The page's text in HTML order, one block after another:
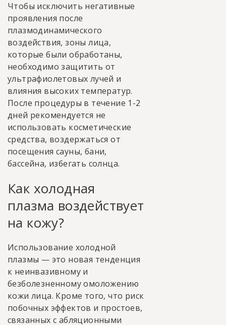
Чтобы исключить негативные
проявления после
плазмодинамического
воздействия, зоны лица,
которые были обработаны,
необходимо защитить от
ультрафиолетовых лучей и
влияния высоких температур.
После процедуры в течение 1-2
дней рекомендуется не
использовать косметические
средства, воздержаться от
посещения сауны, бани,
бассейна, избегать солнца.
Как холодная
плазма воздействует
на кожу?
Использование холодной
плазмы — это новая тенденция
к неинвазивному и
безболезненному омоложению
кожи лица. Кроме того, что риск
побочных эффектов и простоев,
связанных с абляционными